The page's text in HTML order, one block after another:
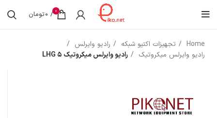
0
/
0تومان
Home تجهیزات اکتیو شبکه
رادیو وایرلس
رادیو وایرلس میکروتیک
رادیو وایرلس میکروتیک LHG 5